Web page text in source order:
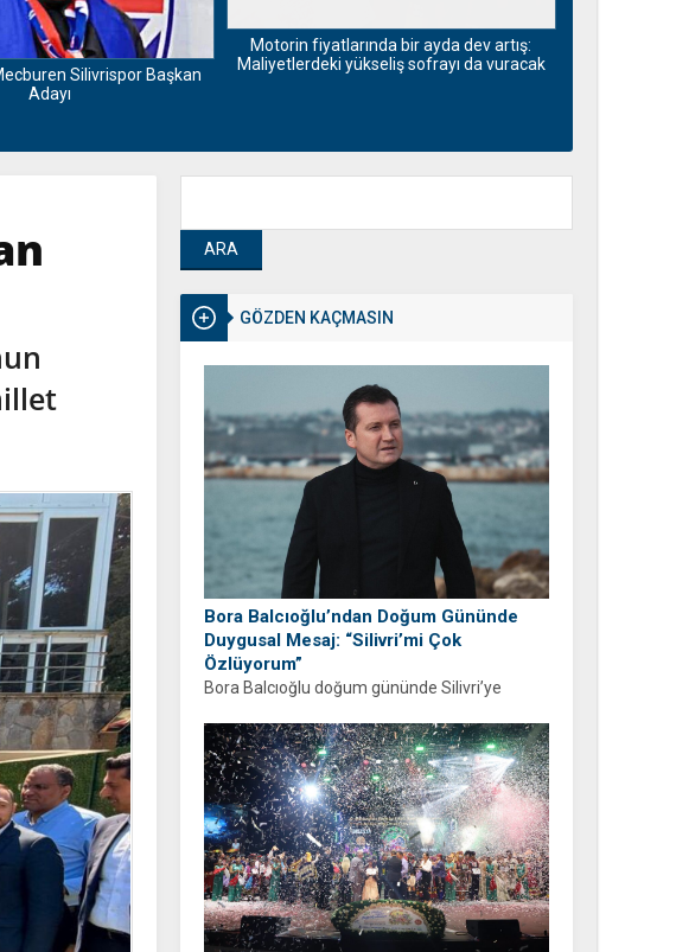
Silivrispor Başkan
Adayı
Motorin fiyatlarında bir ayda dev artış:
Maliyetlerdeki yükseliş sofrayı da vuracak
GÖZDEN KAÇMASIN
Bora Balcıoğlu’ndan Doğum Gününde
Duygusal Mesaj: “Silivri’mi Çok
Özlüyorum”
Bora Balcıoğlu doğum gününde Silivri’ye
ayrıyım” diyen Balcıoğlu, bir sonraki doğum
gününü ailesi ve hemşehrileriyle birlikte
geçirmeyi diledi.